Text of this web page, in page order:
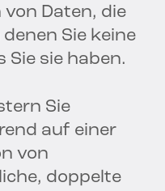
Daten, die
Sie keine
sie haben.
Sie
auf einer
von
doppelte